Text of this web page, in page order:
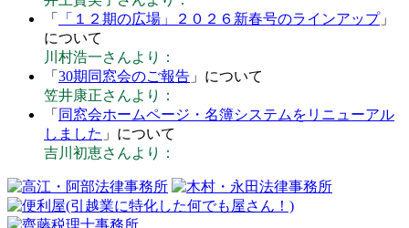
「
「１２期の広場」２０２６新春号のラインアップ」
について
川村浩一さんより：
「 30期同窓会のご報告 」について
笠井康正さんより：
「 同窓会ホームページ・名簿システムをリニューアル
しました 」について
吉川初恵さんより：